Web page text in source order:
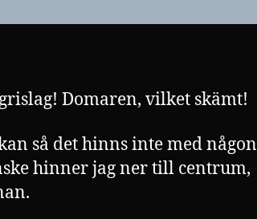
Domaren, vilket skämt!
så det hinns inte med någon
hinner jag ner till centrum,